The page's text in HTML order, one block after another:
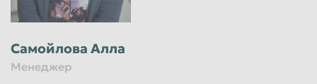
Самойлова Алла
Менеджер